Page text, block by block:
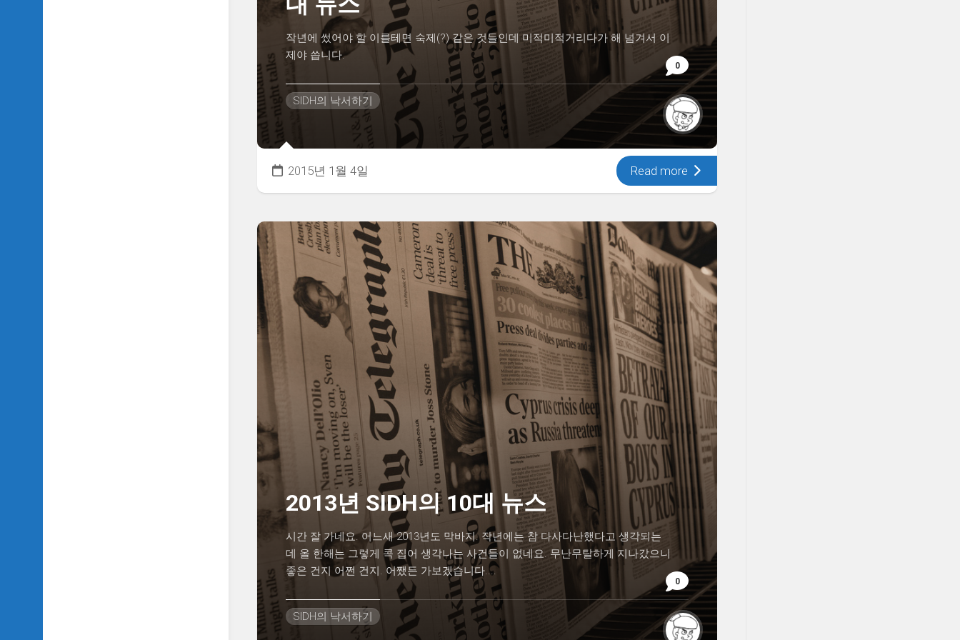
0
작년에 썼어야 할 이를테면 숙제(?) 같은 것들인데 미적미적거리다가 해 넘겨서 이
제야 씁니다.
SIDH의 낙서하기
2015년 1월 4일 Read more
0
2013년 SIDH의 10대 뉴스
시간 잘 가네요. 어느새 2013년도 막바지. 작년에는 참 다사다난했다고 생각되는
데 올 한해는 그렇게 콕 집어 생각나는 사건들이 없네요. 무난무탈하게 지나갔으니
좋은 건지 어쩐 건지. 어쨌든 가보겠습니다....
SIDH의 낙서하기